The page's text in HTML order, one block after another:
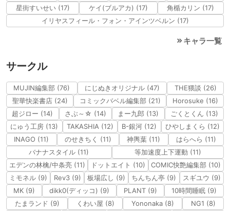
星街すいせい (17)
ケイ(ブルアカ) (17)
角楯カリン (17)
イリヤスフィール・フォン・アインツベルン (17)
キャラ一覧
サークル
MUJIN編集部 (76) にじぬきオリジナル (47)
THE猥談 (26)
聖華快楽書店 (24)
コミックバベル編集部 (21)
Horosuke (16)
超ジロー (14)
さぶ～☆ (14) まー九郎 (13)
ごくとくん (13)
にゅう工房 (13)
TAKASHIA (12) B-銀河 (12)
ひやしまくら (12)
INAGO (11)
のせきちく (11) 神輿葉 (11)
はらへら (11)
バナナスタイル (11)
等加速度上下運動 (11)
エデンの林檎/中条亮 (11)
ドットエイト (10)
COMIC快艶編集部 (10)
ミモネル (9)
Rev3 (9) 板場広し (9) ちんちん亭 (9)
スギユウ (9)
MK (9)
dikk0(ディッコ) (9) PLANT (9)
10時間睡眠 (9)
たまランド (9)
くわい屋 (8) Yononaka (8)
NG1 (8)